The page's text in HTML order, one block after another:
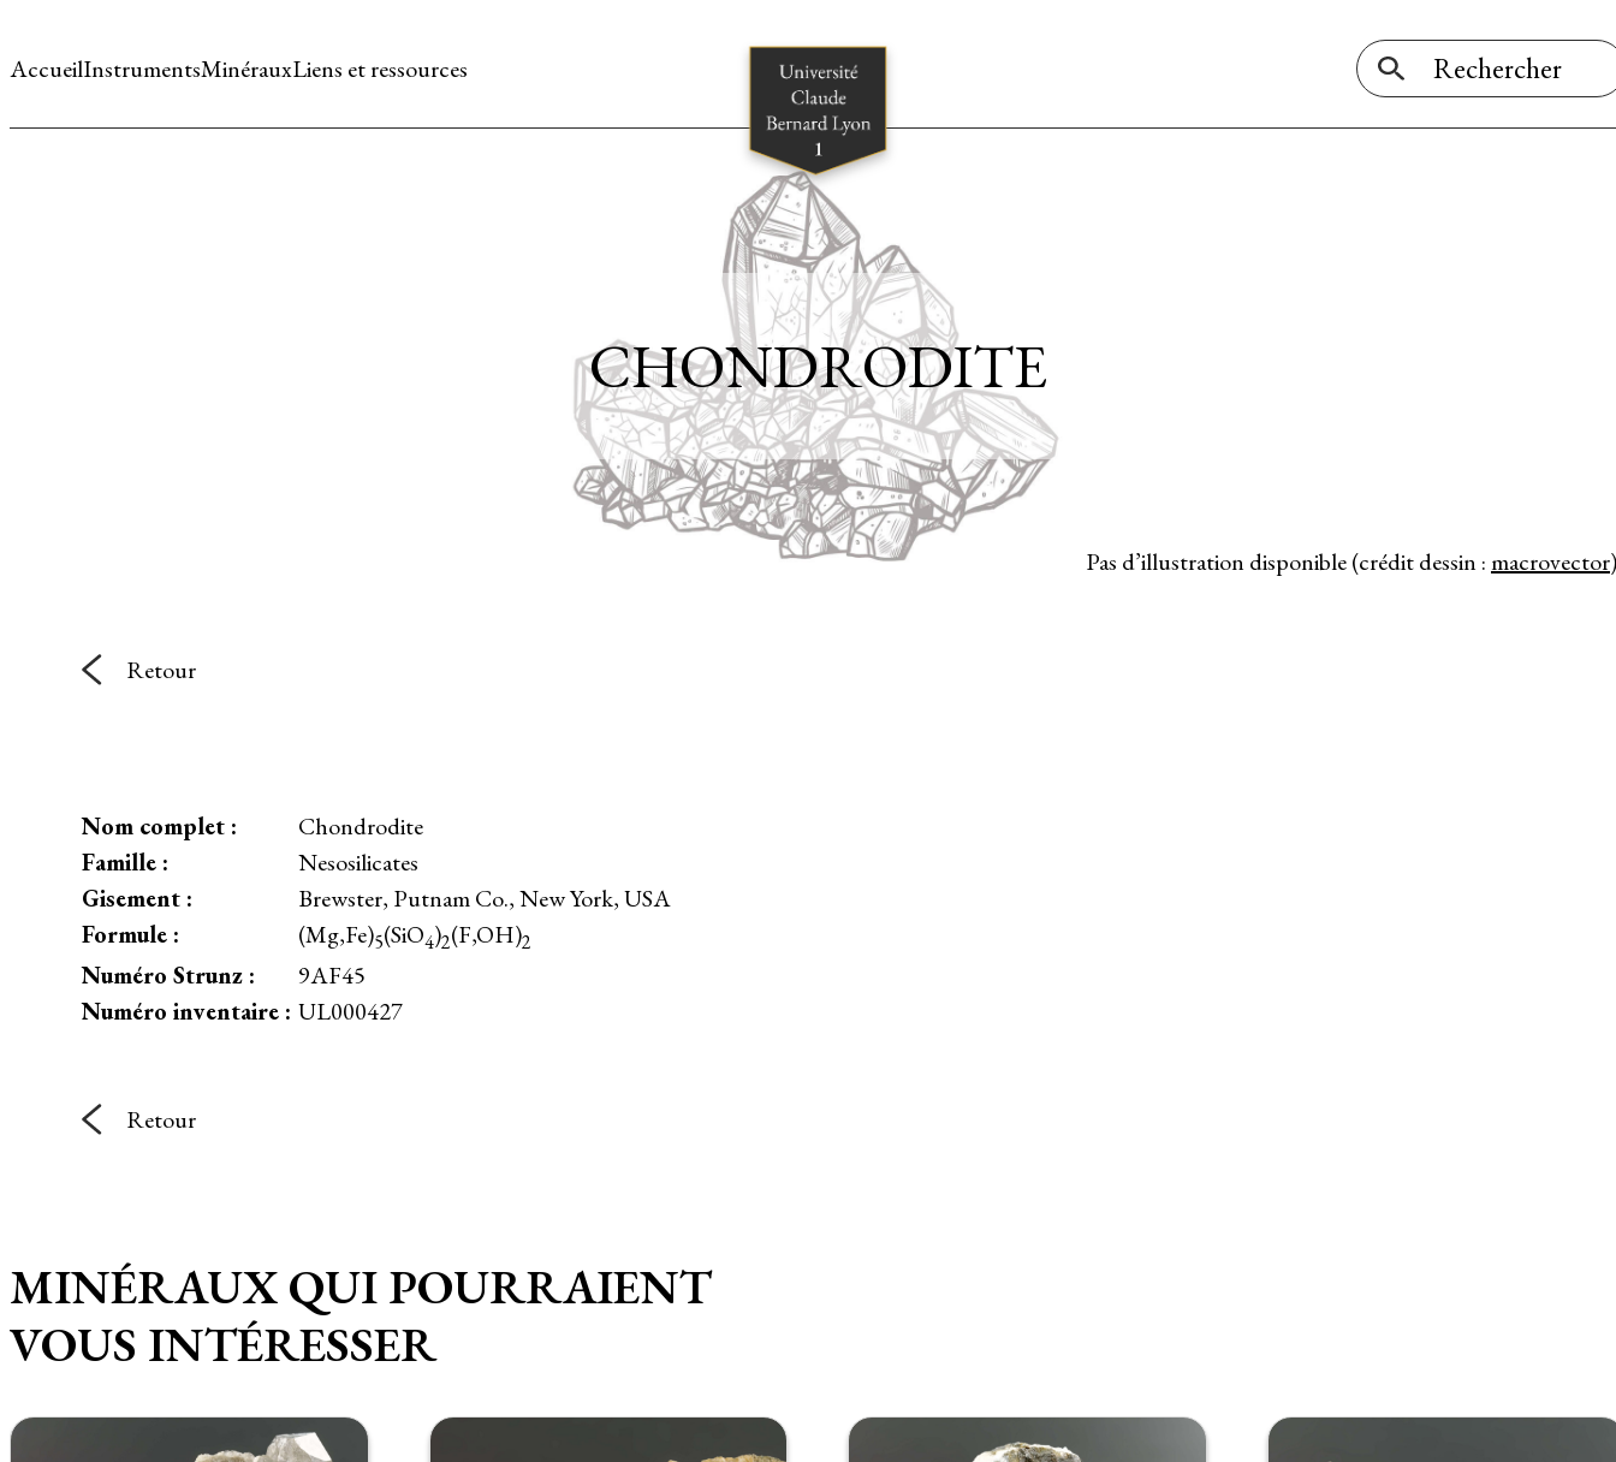
AccueilInstrumentsMinérauxLiens et ressources
Pas d’illustration disponible (crédit dessin :macrovector)
CHONDRODITE
Retour
Nom complet :
Chondrodite
Famille :
Nesosilicates
Gisement :
Brewster, Putnam Co., New York, USA
Formule :
(Mg,Fe)5(SiO4)2(F,OH)2
Numéro Strunz :
9AF45
Numéro inventaire : UL000427
Retour
MINÉRAUX QUI POURRAIENT
VOUS INTÉRESSER